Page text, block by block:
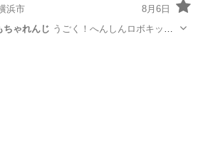
浜市
8月6日
ちゃれんじ うごく！へんしんロボキット